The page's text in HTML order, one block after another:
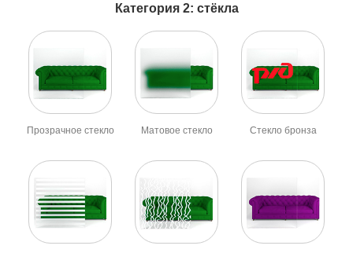
Категория 2: стёкла
Прозрачное стекло Матовое стекло Стекло бронза